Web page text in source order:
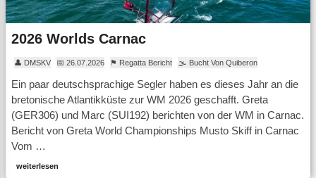
2026 Worlds Carnac
👤 DMSKV 📅 26.07.2026 ⚑ Regatta Bericht 🌫 Bucht Von Quiberon
Ein paar deutschsprachige Segler haben es dieses Jahr an die
bretonische Atlantikküste zur WM 2026 geschafft. Greta
(GER306) und Marc (SUI192) berichten von der WM in Carnac.
Bericht von Greta World Championships Musto Skiff in Carnac
Vom …
weiterlesen